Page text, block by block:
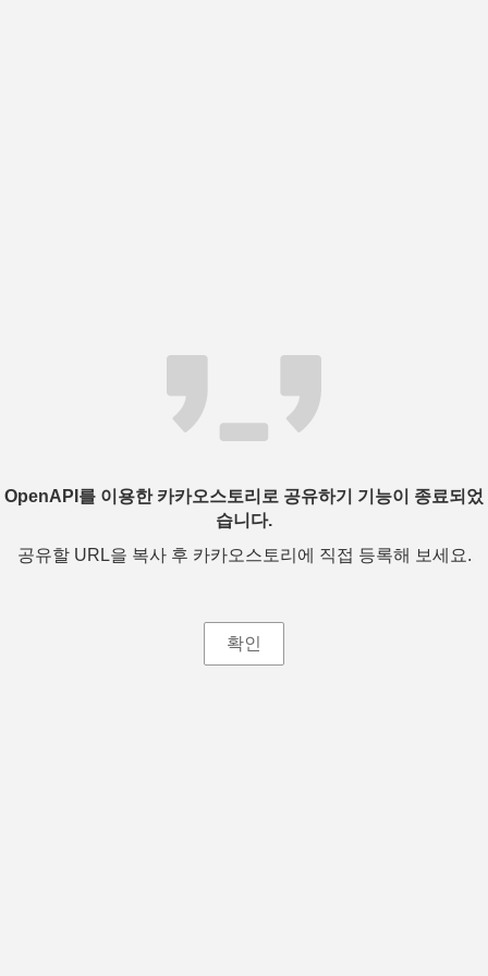
OpenAPI를 이용한 카카오스토리로 공유하기 기능이 종료되었
습니다.
공유할 URL을 복사 후 카카오스토리에 직접 등록해 보세요.
확인